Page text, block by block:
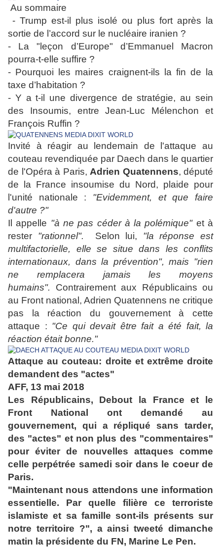
Au sommaire
- Trump est-il plus isolé ou plus fort après la
sortie de l’accord sur le nucléaire iranien ?
- La "leçon d’Europe" d’Emmanuel Macron
pourra-t-elle suffire ?
- Pourquoi les maires craignent-ils la fin de la
taxe d’habitation ?
- Y a t-il une divergence de stratégie, au sein
des Insoumis, entre Jean-Luc Mélenchon et
François Ruffin ?
Invité à réagir au lendemain de l'attaque au
couteau revendiquée par Daech dans le quartier
de l'Opéra à Paris, Adrien Quatennens, député
de la France insoumise du Nord, plaide pour
l'unité nationale : "Evidemment, et que faire
d'autre ?"
Il appelle "à ne pas céder à la polémique"et à
rester "rationnel". Selon lui, "la réponse est
multifactorielle, elle se situe dans les conflits
internationaux, dans la prévention",mais "rien
ne remplacera jamais les moyens
humains".
Contrairement aux Républicains ou
au Front national, Adrien Quatennens ne critique
pas la réaction du gouvernement à cette
attaque : "Ce qui devait être fait a été fait, la
réaction était bonne."
Attaque au couteau: droite et extrême droite
demandent des "actes"
AFF, 13 mai 2018
Les Républicains, Debout la France et le
Front National ont demandé au
gouvernement, qui a répliqué sans tarder,
des "actes" et non plus des "commentaires"
pour éviterde nouvelles attaques comme
celle perpétrée samedi soir dans le coeur de
Paris.
"Maintenant nous attendons une information
essentielle. Par quelle filière ce terroriste
islamiste et sa famille sont-ils présents sur
notre territoire ?", aainsi tweeté dimanche
matin la présidente du FN, Marine Le Pen.